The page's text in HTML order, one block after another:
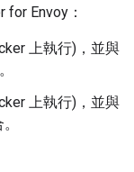
Envoy：
上執行)，並與
上執行)，並與